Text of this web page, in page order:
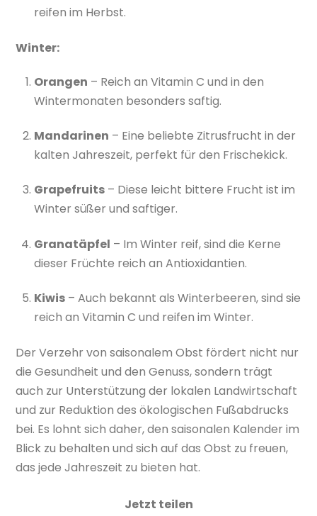
reifen im Herbst.
Winter:
Orangen – Reich an Vitamin C und in den
Wintermonaten besonders saftig.
Mandarinen – Eine beliebte Zitrusfrucht in der
kalten Jahreszeit, perfekt für den Frischekick.
Grapefruits – Diese leicht bittere Frucht ist im
Winter süßer und saftiger.
Granatäpfel – Im Winter reif, sind die Kerne
dieser Früchte reich an Antioxidantien.
Kiwis – Auch bekannt als Winterbeeren, sind sie
reich an Vitamin C und reifen im Winter.
Der Verzehr von saisonalem Obst fördert nicht nur
die Gesundheit und den Genuss, sondern trägt
auch zur Unterstützung der lokalen Landwirtschaft
und zur Reduktion des ökologischen Fußabdrucks
bei. Es lohnt sich daher, den saisonalen Kalender im
Blick zu behalten und sich auf das Obst zu freuen,
das jede Jahreszeit zu bieten hat.